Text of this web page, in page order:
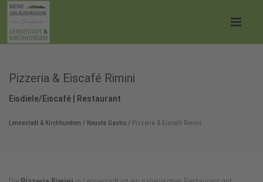
Pizzeria & Eiscafé Rimini
Eisdiele/Eiscafé | Restaurant
Lennestadt & Kirchhundem / Neusta Gastro / Pizzeria & Eiscafé Rimini